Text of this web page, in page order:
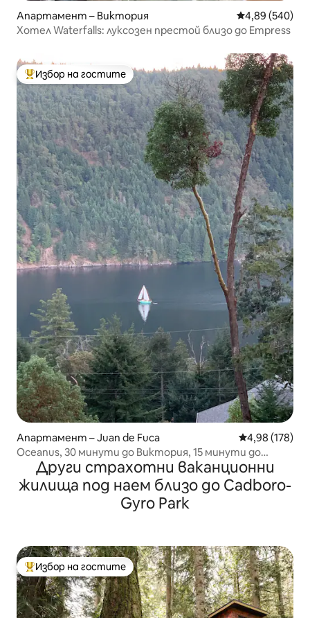
Апартамент – Виктория Средна
4,89 (540)
Хотел Waterfalls: луксозен престой близо до Empress
Най-популярен избор на гостите
Избор на гостите
Апартамент – Juan de Fuca Средна
4,98 (178)
Oceanus, 30 минути до Виктория, 15 минути до
Лангфорд
Други страхотни ваканционни
жилища под наем близо до Cadboro-
Gyro Park
Най-популярен избор на гостите
Избор на гостите